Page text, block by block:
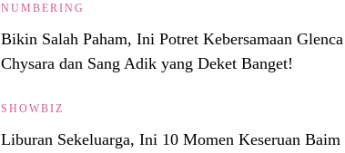
NUMBERING
Bikin Salah Paham, Ini Potret Kebersamaan Glenca
Chysara dan Sang Adik yang Deket Banget!
SHOWBIZ
Liburan Sekeluarga, Ini 10 Momen Keseruan Baim